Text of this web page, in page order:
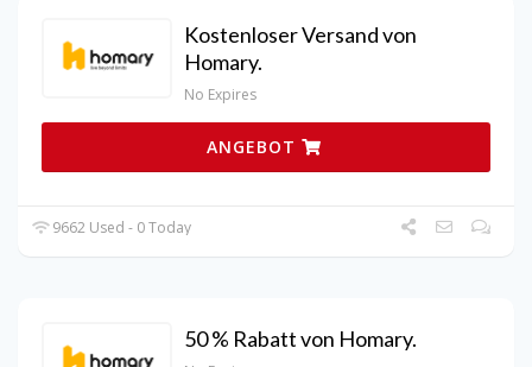
Kostenloser Versand von
Homary.
No Expires
ANGEBOT
9662 Used - 0 Today
50 % Rabatt von Homary.